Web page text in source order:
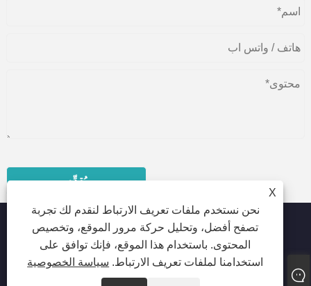
يُقدِّم
X
نحن نستخدم ملفات تعريف الارتباط لنقدم لك تجربة
تصفح أفضل، وتحليل حركة مرور الموقع، وتخصيص
المحتوى. باستخدام هذا الموقع، فإنك توافق على
استخدامنا لملفات تعريف الارتباط. سياسة الخصوصية
حقوق الطبع والنشر © 2023 Dongguan beiente Packaging
Materials Co.، Ltd. - أكياس بلاستيكية للأغذية ، أكياس بلاستيكية